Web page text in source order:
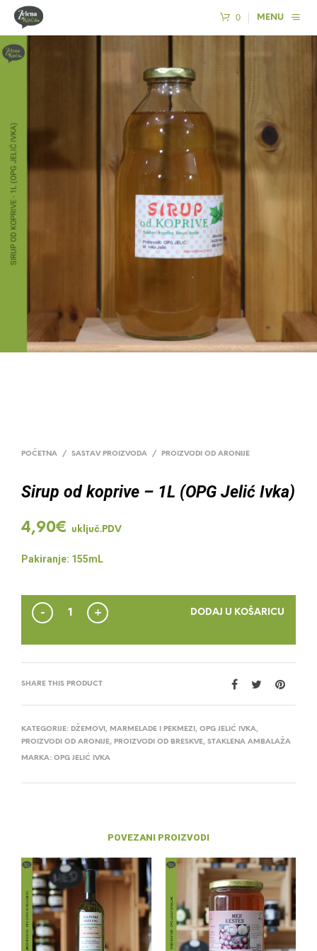
0 MENU
POČETNA / SASTAV PROIZVODA / PROIZVODI OD ARONIJE
Sirup od koprive – 1L (OPG Jelić Ivka)
4,90€ uključ.PDV
Pakiranje: 155mL
DODAJ U KOŠARICU
SHARE THIS PRODUCT
KATEGORIJE: DŽEMOVI, MARMELADE I PEKMEZI , OPG JELIĆ IVKA,
PROIZVODI OD ARONIJE, PROIZVODI OD BRESKVE, STAKLENA AMBALAŽA
MARKA: OPG JELIĆ IVKA
POVEZANI PROIZVODI